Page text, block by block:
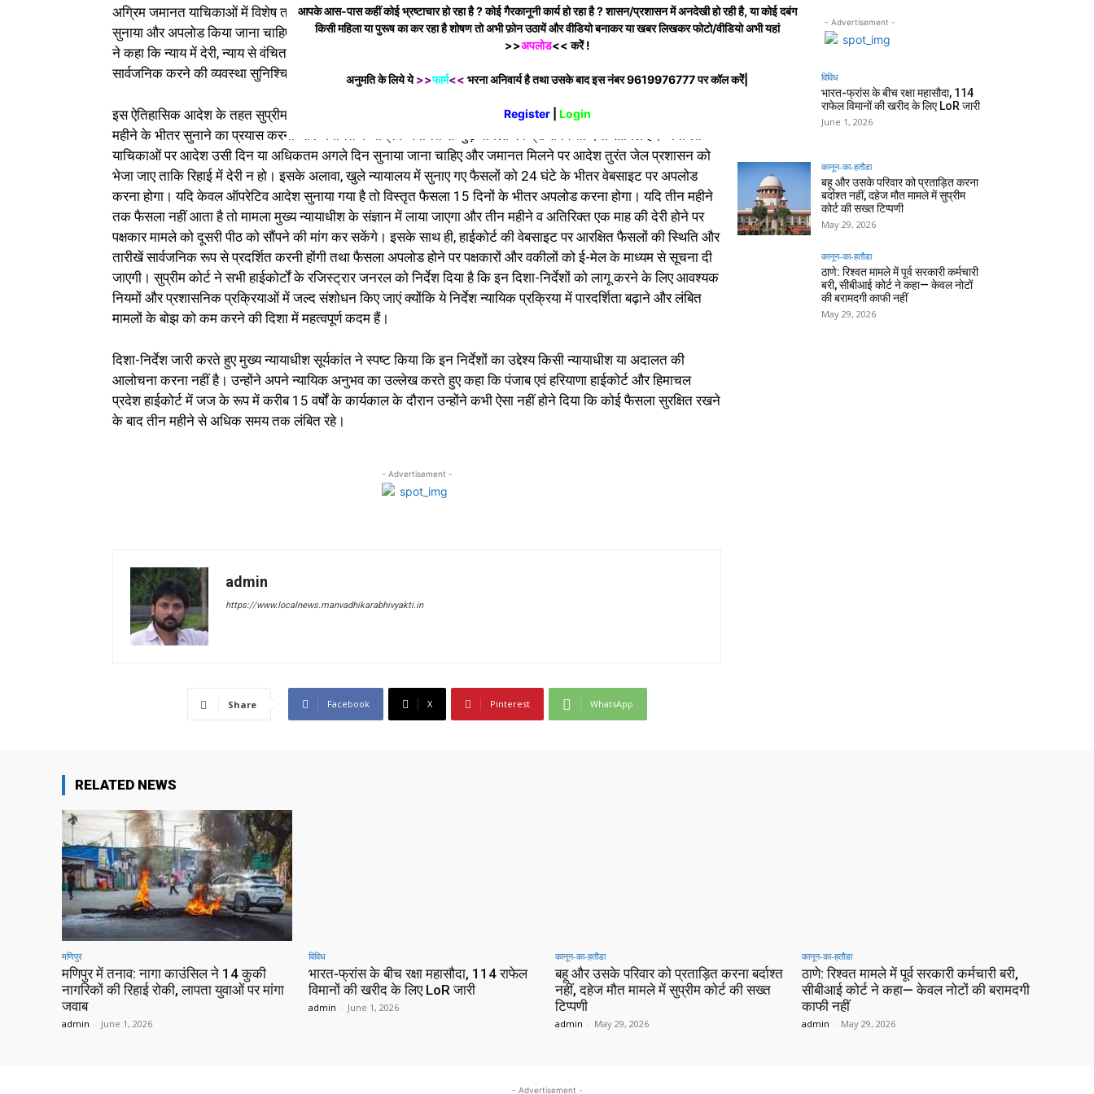
अग्रिम जमानत याचिकाओं में विशेष तत्परता बरती जानी चाहिए। सुप्रीम कोर्ट के अनुसार, जमानत याचिकाओं पर आदेश उसी दिन
सुनाया और अपलोड किया जाना चाहिए और यदि फैसला सुरक्षित रखा जाता है तो उसे अगले दिन सुनाना अनिवार्य होगा। सुप्रीम कोर्ट
ने कहा कि न्याय में देरी, न्याय से वंचित करने के समान है, इसलिए सभी हाईकोर्ट को समयबद्ध तरीके से फैसले सुनाने और उन्हें
सार्वजनिक करने की व्यवस्था सुनिश्चित करनी होगी।
इस ऐतिहासिक आदेश के तहत सुप्रीम कोर्ट ने कई महत्वपूर्ण बातें रेखांकित की हैं, जिनमें आरक्षित मामलों में कारणयुक्त फैसला तीन
महीने के भीतर सुनाने का प्रयास करना और जमानत व अग्रिम जमानत से जुड़े मामलों को प्राथमिकता देना शामिल है। जमानत
याचिकाओं पर आदेश उसी दिन या अधिकतम अगले दिन सुनाया जाना चाहिए और जमानत मिलने पर आदेश तुरंत जेल प्रशासन को
भेजा जाए ताकि रिहाई में देरी न हो। इसके अलावा, खुले न्यायालय में सुनाए गए फैसलों को 24 घंटे के भीतर वेबसाइट पर अपलोड
करना होगा। यदि केवल ऑपरेटिव आदेश सुनाया गया है तो विस्तृत फैसला 15 दिनों के भीतर अपलोड करना होगा। यदि तीन महीने
तक फैसला नहीं आता है तो मामला मुख्य न्यायाधीश के संज्ञान में लाया जाएगा और तीन महीने व अतिरिक्त एक माह की देरी होने पर
पक्षकार मामले को दूसरी पीठ को सौंपने की मांग कर सकेंगे। इसके साथ ही, हाईकोर्ट की वेबसाइट पर आरक्षित फैसलों की स्थिति और
तारीखें सार्वजनिक रूप से प्रदर्शित करनी होंगी तथा फैसला अपलोड होने पर पक्षकारों और वकीलों को ई-मेल के माध्यम से सूचना दी
जाएगी। सुप्रीम कोर्ट ने सभी हाईकोर्टों के रजिस्ट्रार जनरल को निर्देश दिया है कि इन दिशा-निर्देशों को लागू करने के लिए आवश्यक
नियमों और प्रशासनिक प्रक्रियाओं में जल्द संशोधन किए जाएं क्योंकि ये निर्देश न्यायिक प्रक्रिया में पारदर्शिता बढ़ाने और लंबित
मामलों के बोझ को कम करने की दिशा में महत्वपूर्ण कदम हैं।
दिशा-निर्देश जारी करते हुए मुख्य न्यायाधीश सूर्यकांत ने स्पष्ट किया कि इन निर्देशों का उद्देश्य किसी न्यायाधीश या अदालत की
आलोचना करना नहीं है। उन्होंने अपने न्यायिक अनुभव का उल्लेख करते हुए कहा कि पंजाब एवं हरियाणा हाईकोर्ट और हिमाचल
प्रदेश हाईकोर्ट में जज के रूप में करीब 15 वर्षों के कार्यकाल के दौरान उन्होंने कभी ऐसा नहीं होने दिया कि कोई फैसला सुरक्षित रखने
के बाद तीन महीने से अधिक समय तक लंबित रहे।
- Advertisement -
admin
https://www.localnews.manvadhikarabhivyakti.in
Share Facebook X Pinterest WhatsApp
- Advertisement -
विविध
भारत-फ्रांस के बीच रक्षा महासौदा, 114
राफेल विमानों की खरीद के लिए LoR जारी
June 1, 2026
कानून-का-हतौडा
बहू और उसके परिवार को प्रताड़ित करना
बर्दाश्त नहीं, दहेज मौत मामले में सुप्रीम
कोर्ट की सख्त टिप्पणी
May 29, 2026
कानून-का-हतौडा
ठाणे: रिश्वत मामले में पूर्व सरकारी कर्मचारी
बरी, सीबीआई कोर्ट ने कहा— केवल नोटों
की बरामदगी काफी नहीं
May 29, 2026
RELATED NEWS
मणिपुर
मणिपुर में तनाव: नागा काउंसिल ने 14 कुकी
नागरिकों की रिहाई रोकी, लापता युवाओं पर मांगा
जवाब
admin - June 1, 2026
विविध
भारत-फ्रांस के बीच रक्षा महासौदा, 114 राफेल
विमानों की खरीद के लिए LoR जारी
admin - June 1, 2026
कानून-का-हतौडा
बहू और उसके परिवार को प्रताड़ित करना बर्दाश्त
नहीं, दहेज मौत मामले में सुप्रीम कोर्ट की सख्त
टिप्पणी
admin - May 29, 2026
कानून-का-हतौडा
ठाणे: रिश्वत मामले में पूर्व सरकारी कर्मचारी बरी,
सीबीआई कोर्ट ने कहा— केवल नोटों की बरामदगी
काफी नहीं
admin - May 29, 2026
- Advertisement -
आपके आस-पास कहीं कोई भ्रष्टाचार हो रहा है ? कोई गैरकानूनी कार्य हो रहा है ? शासन/प्रशासन में अनदेखी हो रही है, या कोई दबंग
किसी महिला या पुरूष का कर रहा है शोषण तो अभी फ़ोन उठायें और वीडियो बनाकर या खबर लिखकर फोटो/वीडियो अभी यहां
>>अपलोड<< करेेें !
अनुमति के लिये ये>>फार्म<< भरना अनिवार्य है तथा उसके बाद इस नंबर 9619976777 पर कॉल करेेें|
Register| Login